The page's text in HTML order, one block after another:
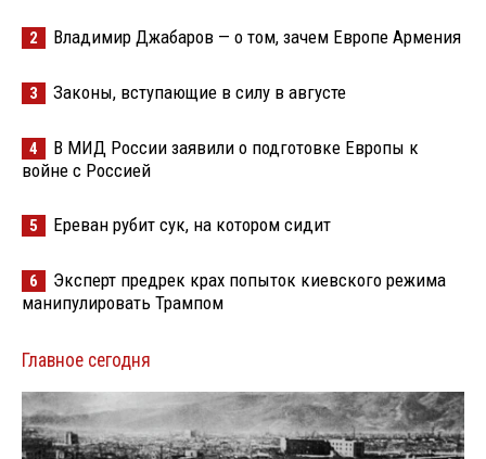
2 Владимир Джабаров — о том, зачем Европе Армения
3 Законы, вступающие в силу в августе
4
В МИД России заявили о подготовке Европы к
войне с Россией
5 Ереван рубит сук, на котором сидит
6
Эксперт предрек крах попыток киевского режима
манипулировать Трампом
Главное сегодня